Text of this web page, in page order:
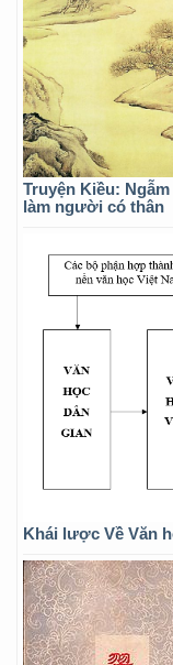
Truyện Kiều:
làm người có thân
Khái lược Về Văn